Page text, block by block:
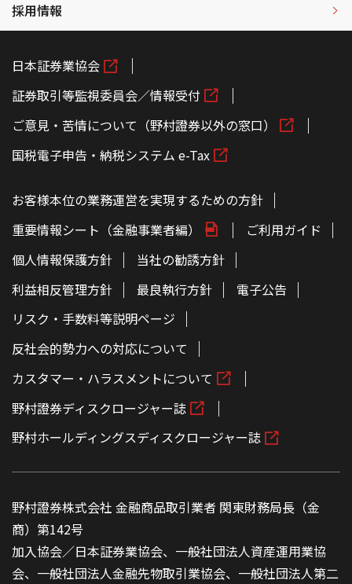
採用情報
日本証券業協会
証券取引等監視委員会／情報受付
ご意見・苦情について（野村證券以外の窓口）
国税電子申告・納税システム e-Tax
お客様本位の業務運営を実現するための方針
重要情報シート（金融事業者編）
ご利用ガイド
個人情報保護方針
当社の勧誘方針
利益相反管理方針
最良執行方針
電子公告
リスク・手数料等説明ページ
反社会的勢力への対応について
カスタマー・ハラスメントについて
野村證券ディスクロージャー誌
野村ホールディングスディスクロージャー誌
野村證券株式会社 金融商品取引業者 関東財務局長（金
商）第142号
加入協会／日本証券業協会、一般社団法人資産運用業協
会、一般社団法人金融先物取引業協会、一般社団法人第二